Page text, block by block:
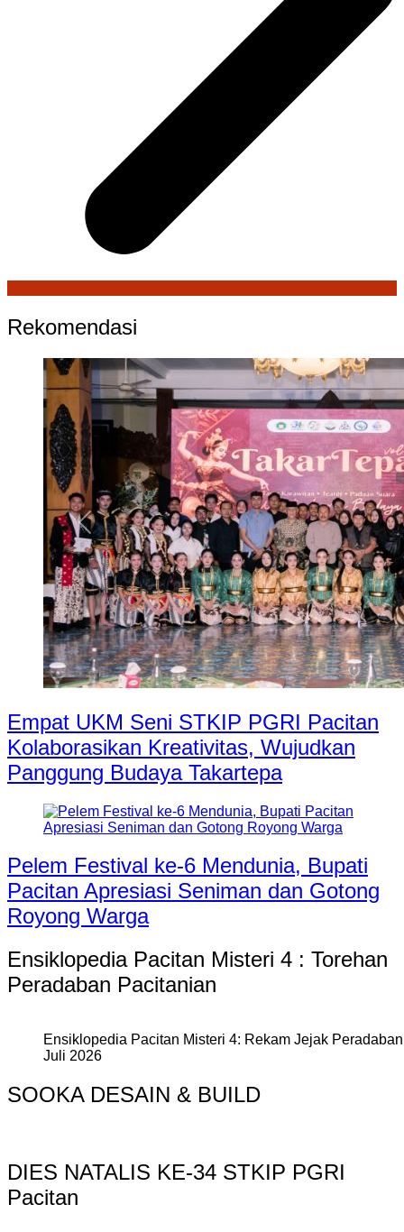
Rekomendasi
Empat UKM Seni STKIP PGRI Pacitan
Kolaborasikan Kreativitas, Wujudkan
Panggung Budaya Takartepa
Pelem Festival ke-6 Mendunia, Bupati
Pacitan Apresiasi Seniman dan Gotong
Royong Warga
Ensiklopedia Pacitan Misteri 4 : Torehan
Peradaban Pacitanian
Ensiklopedia Pacitan Misteri 4: Rekam Jejak
Juli 2026
SOOKA DESAIN & BUILD
DIES NATALIS KE-34 STKIP PGRI
Pacitan